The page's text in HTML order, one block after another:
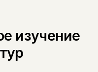
изучение